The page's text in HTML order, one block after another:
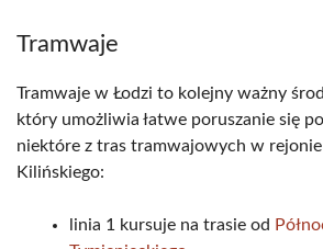
Tramwaje
Tramwaje w Łodzi to kolejny ważny
który umożliwia łatwe poruszanie się
niektóre z tras tramwajowych w rejonie
Kilińskiego:
linia 1 kursuje na trasie od